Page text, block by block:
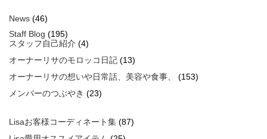
News (46)
Staff Blog (195)
スタッフ自己紹介 (4)
オーナーリサのモロッコ日記 (13)
オーナーリサの想いや日常話、美容や食事、
(153)
メンバーのつぶやき (23)
Lisaお客様コーディネート集 (87)